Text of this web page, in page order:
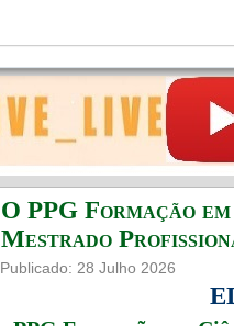
O PPG Formação
Mestrado